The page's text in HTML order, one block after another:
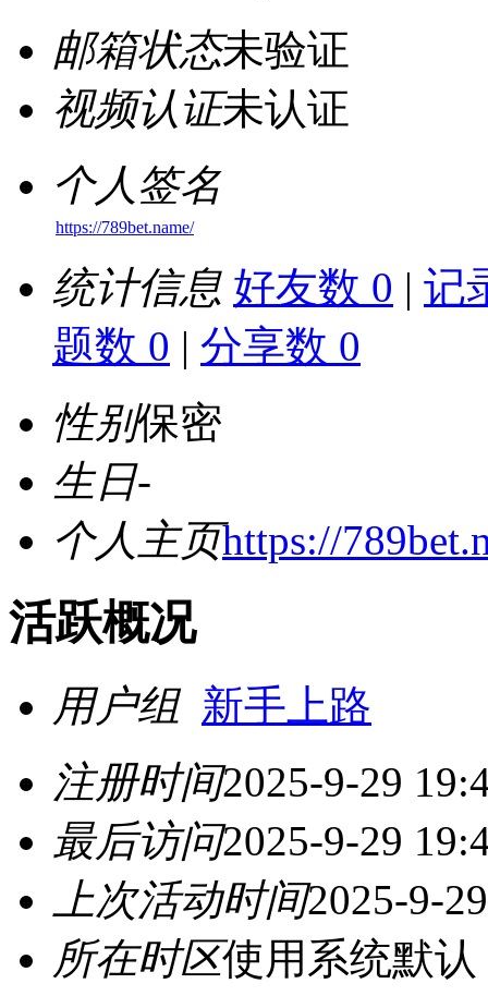
邮箱状态未验证
视频认证未认证
个人签名
https://789bet.name/
统计信息 好友数 0 | 记
题数 0 | 分享数 0
性别保密
生日-
个人主页https://
活跃概况
用户组 新手上路
注册时间2025-9-29
最后访问2025-9-29
上次活动时间2025-9-
所在时区使用系统默认